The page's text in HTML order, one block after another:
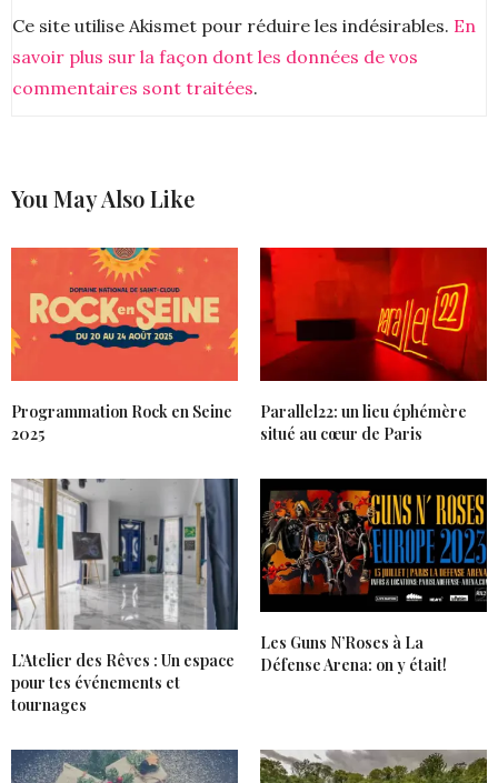
Ce site utilise Akismet pour réduire les indésirables. En
savoir plus sur la façon dont les données de vos
commentaires sont traitées.
You May Also Like
Programmation Rock en Seine
2025
Parallel22: un lieu éphémère
situé au cœur de Paris
L’Atelier des Rêves : Un espace
pour tes événements et
tournages
Les Guns N’Roses à La
Défense Arena: on y était!